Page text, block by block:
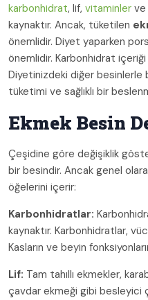
karbonhidrat, lif, vitaminler ve
kaynaktır. Ancak, tüketilen
önemlidir. Diyet yaparken
önemlidir. Karbonhidrat
Diyetinizdeki diğer besinlerle
tüketimi ve sağlıklı bir
Ekmek Besin
Çeşidine göre değişiklik
bir besindir. Ancak genel
öğelerini içerir:
Karbonhidratlar:
kaynaktır. Karbonhidratlar,
Kasların ve beyin
Lif: Tam tahıllı ekmekler,
çavdar ekmeği gibi besleyici